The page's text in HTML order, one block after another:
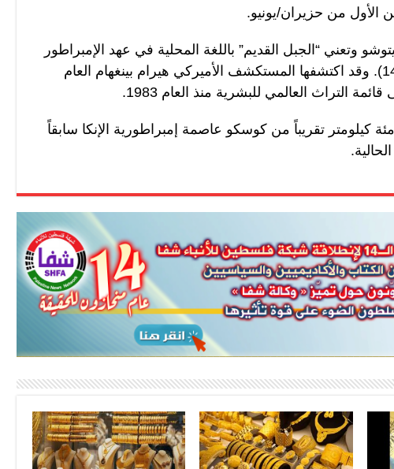
الأول من حزيران/يونيو.
وتعني “الجبل القديم” باللغة المحلية في عهد الإمبراطور
باتشاكوتيك (1438-1471). وقد اكتشفها المستكشف الأميركي هيرام بينغهام العام
كيلومتر تقريباً من كوسكو عاصمة إمبراطورية الإنكا سابقاً